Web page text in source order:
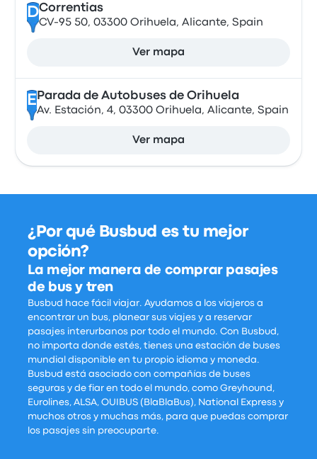
DCorrentias
CV-95 50, 03300 Orihuela, Alicante, Spain
Ver mapa
E Parada de Autobuses de Orihuela
Av. Estación, 4, 03300 Orihuela, Alicante, Spain
Ver mapa
¿Por qué Busbud es tu mejor
opción?
La mejor manera de comprar pasajes
de bus y tren
Busbud hace fácil viajar. Ayudamos a los viajeros a
encontrar un bus, planear sus viajes y a reservar
pasajes interurbanos por todo el mundo. Con Busbud,
no importa donde estés, tienes una estación de buses
mundial disponible en tu propio idioma y moneda.
Busbud está asociado con compañías de buses
seguras y de fiar en todo el mundo, como Greyhound,
Eurolines, ALSA, OUIBUS (BlaBlaBus), National Express y
muchos otros y muchas más, para que puedas comprar
los pasajes sin preocuparte.